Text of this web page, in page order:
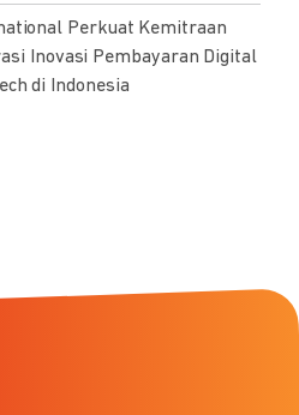
Perkuat Kemitraan
Inovasi Pembayaran Digital
di Indonesia